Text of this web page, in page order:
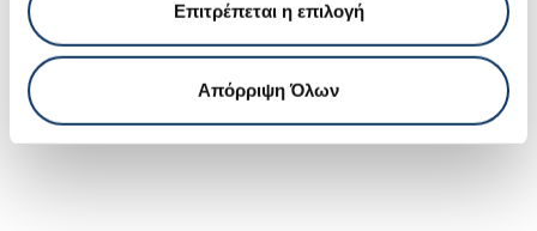
Επιτρέπεται η επιλογή
Απόρριψη Όλων